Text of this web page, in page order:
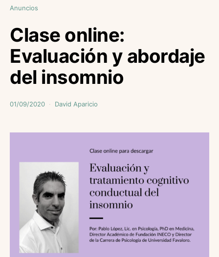
Anuncios
Clase online:
Evaluación y abordaje
del insomnio
01/09/2020 David Aparicio